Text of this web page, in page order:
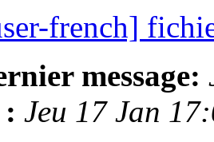
french]
message:
Jeu 17 Jan